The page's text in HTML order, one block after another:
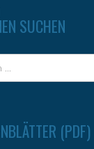
SUCHEN
(PDF)